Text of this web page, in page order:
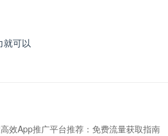
就可以
效App推广平台推荐：免费流量获取指南